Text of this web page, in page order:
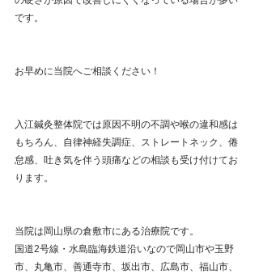
です。
お早めに当院へご相談ください！
入江鍼灸整体院では原因不明の不調や喉の違和感は
もちろん、自律神経失調症、ストレートネック、倦
怠感、吐き気を伴う頭痛などの相談も受け付けてお
ります。
当院は岡山県の倉敷市にある治療院です。
国道2号線・水島臨海鉄道沿いなので岡山市や玉野
市、丸亀市、善通寺市、坂出市、広島市、福山市、